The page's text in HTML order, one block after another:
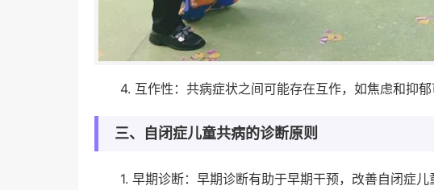
4. 互作性：共病症状之间可能存在互作，如焦虑和抑郁
三、自闭症儿童共病的诊断原则
1. 早期诊断：早期诊断有助于早期干预，改善自闭症儿